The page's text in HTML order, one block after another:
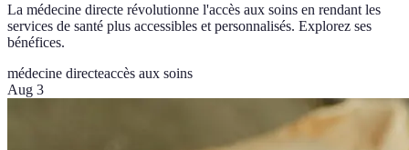
La médecine directe révolutionne l'accès aux soins en rendant les
services de santé plus accessibles et personnalisés. Explorez ses
bénéfices.
médecine directeaccès aux soins
Aug 3